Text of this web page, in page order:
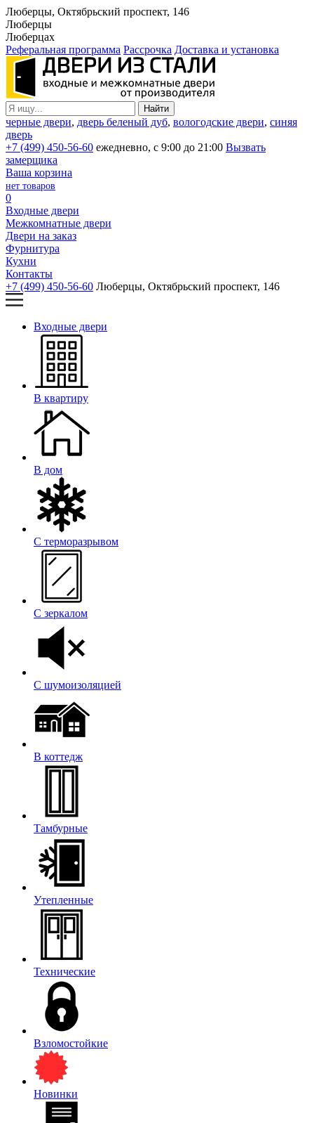
Люберцы, Октябрьский проспект, 146
Люберцы
Люберцах
Реферальная программа Рассрочка Доставка и установка
черные двери, дверь беленый дуб, вологодские двери, синяя
дверь
+7 (499) 450-56-60 ежедневно, с 9:00 до 21:00 Вызвать
замерщика
Ваша корзина
нет товаров
0
Входные двери
Межкомнатные двери
Двери на заказ
Фурнитура
Кухни
Контакты
+7 (499) 450-56-60 Люберцы, Октябрьский проспект, 146
Входные двери
В квартиру
В дом
С терморазрывом
С зеркалом
С шумоизоляцией
В коттедж
Тамбурные
Утепленные
Технические
Взломостойкие
Новинки